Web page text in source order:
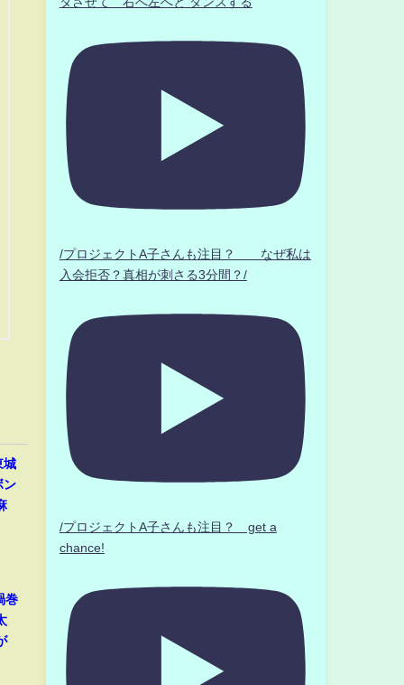
城
ン
巻
/プロジェクトA子さんも注目？ なぜ私は
入会拒否？真相が刺さる3分間？/
/プロジェクトA子さんも注目？ get a
chance!